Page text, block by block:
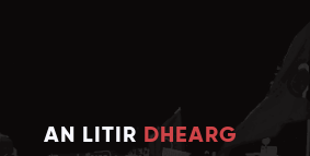
AN LITIR DHEARG